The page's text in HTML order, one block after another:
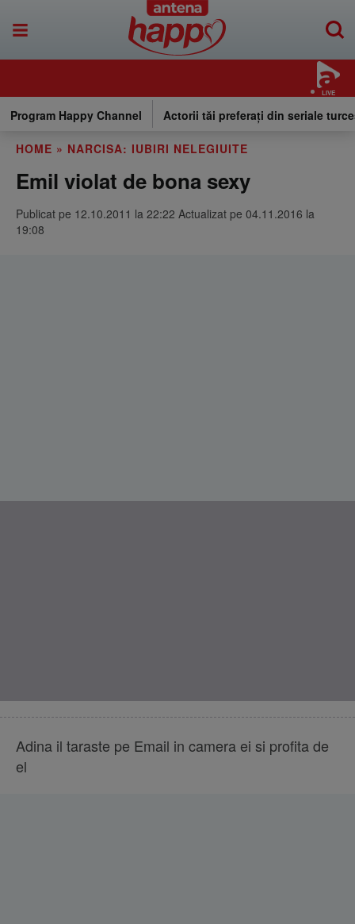
LIVE
Program Happy Channel Actorii tăi preferați din seriale
HOME » NARCISA: IUBIRI NELEGIUITE
Emil violat de bona sexy
Publicat pe 12.10.2011 la 22:22 Actualizat pe 04.11.2016 la
19:08
Adina il taraste pe Email in camera ei si profita de
el